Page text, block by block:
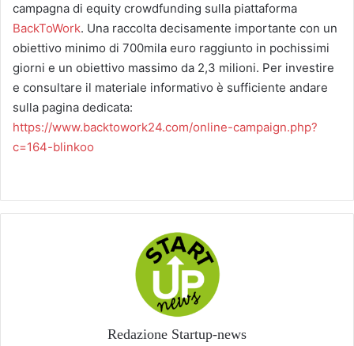
campagna di equity crowdfunding sulla piattaforma
BackToWork. Una raccolta decisamente importante con un
obiettivo minimo di 700mila euro raggiunto in pochissimi
giorni e un obiettivo massimo da 2,3 milioni. Per investire
e consultare il materiale informativo è sufficiente andare
sulla pagina dedicata:
https://www.backtowork24.com/online-campaign.php?
c=164-blinkoo
Redazione Startup-news